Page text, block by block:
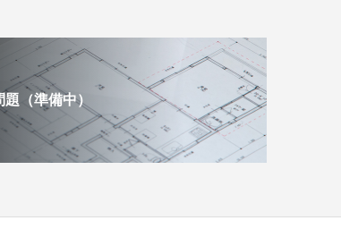
（準備中）